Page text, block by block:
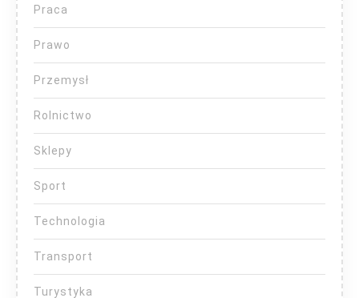
Praca
Prawo
Przemysł
Rolnictwo
Sklepy
Sport
Technologia
Transport
Turystyka